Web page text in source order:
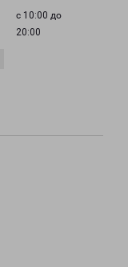
с 10:00 до
20:00